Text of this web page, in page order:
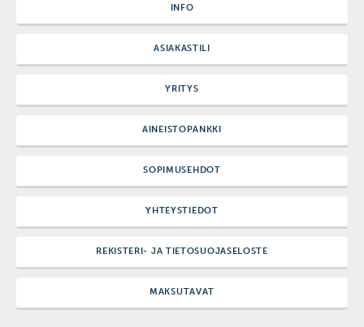
INFO
ASIAKASTILI
YRITYS
AINEISTOPANKKI
SOPIMUSEHDOT
YHTEYSTIEDOT
REKISTERI- JA TIETOSUOJASELOSTE
MAKSUTAVAT